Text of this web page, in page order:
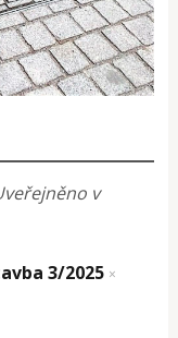
v
3/2025 ×